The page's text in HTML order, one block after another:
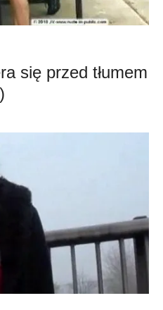
się przed tłumem